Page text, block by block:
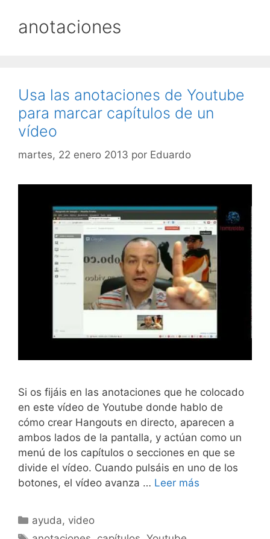
anotaciones
Usa las anotaciones de Youtube
para marcar capítulos de un
vídeo
martes, 22 enero 2013 por Eduardo
Si os fijáis en las anotaciones que he colocado
en este vídeo de Youtube donde hablo de
cómo crear Hangouts en directo, aparecen a
ambos lados de la pantalla, y actúan como un
menú de los capítulos o secciones en que se
divide el vídeo. Cuando pulsáis en uno de los
botones, el vídeo avanza … Leer más
Categorías
ayuda, video
Etiquetas